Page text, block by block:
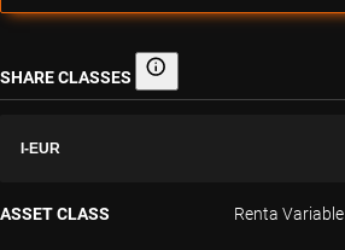
SHARE CLASSES Share classes
I-EUR
ASSET CLASS Renta Variable